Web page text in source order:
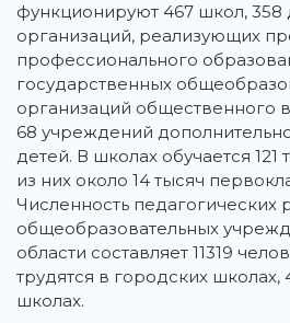
функционируют 467 школ, 358
организаций, реализующих
профессионального
государственных
организаций общественного
68 учреждений
детей. В школах обучается
из них около 14 тысяч
Численность педагогических
общеобразовательных
области составляет 11319
трудятся в городских школах,
школах.